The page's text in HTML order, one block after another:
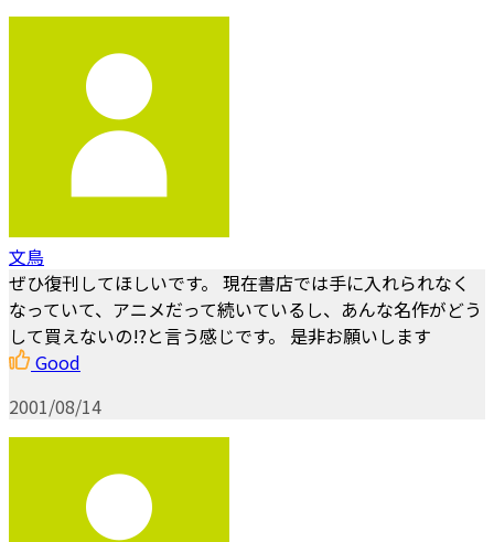
文鳥
ぜひ復刊してほしいです。 現在書店では手に入れられなく
なっていて、アニメだって続いているし、あんな名作がどう
して買えないの!?と言う感じです。 是非お願いします
Good
2001/08/14